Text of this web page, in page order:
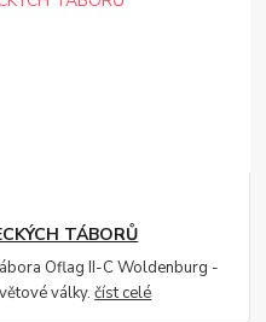
TÁBORŮ
Oflag II-C Woldenburg -
války.číst celé